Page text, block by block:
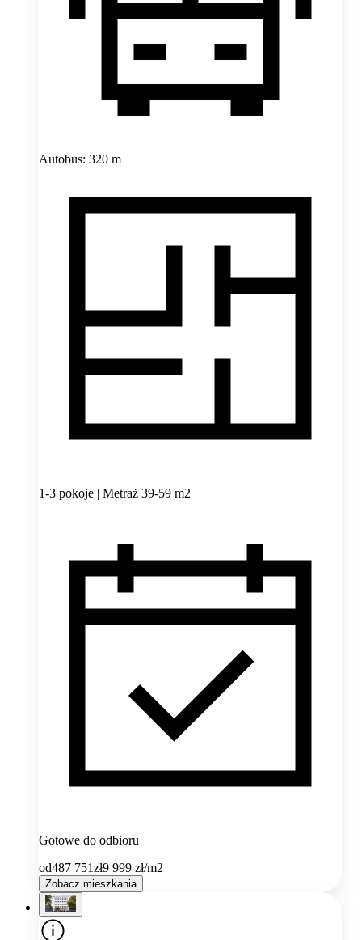
Autobus: 320 m
1-3 pokoje | Metraż 39-59 m2
Gotowe do odbioru
od487 751zł9 999 zł/m2
Zobacz mieszkania